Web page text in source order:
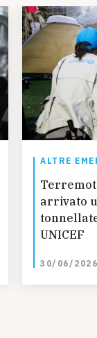
ALTRE
arrivato
UNICEF
30/06/2026